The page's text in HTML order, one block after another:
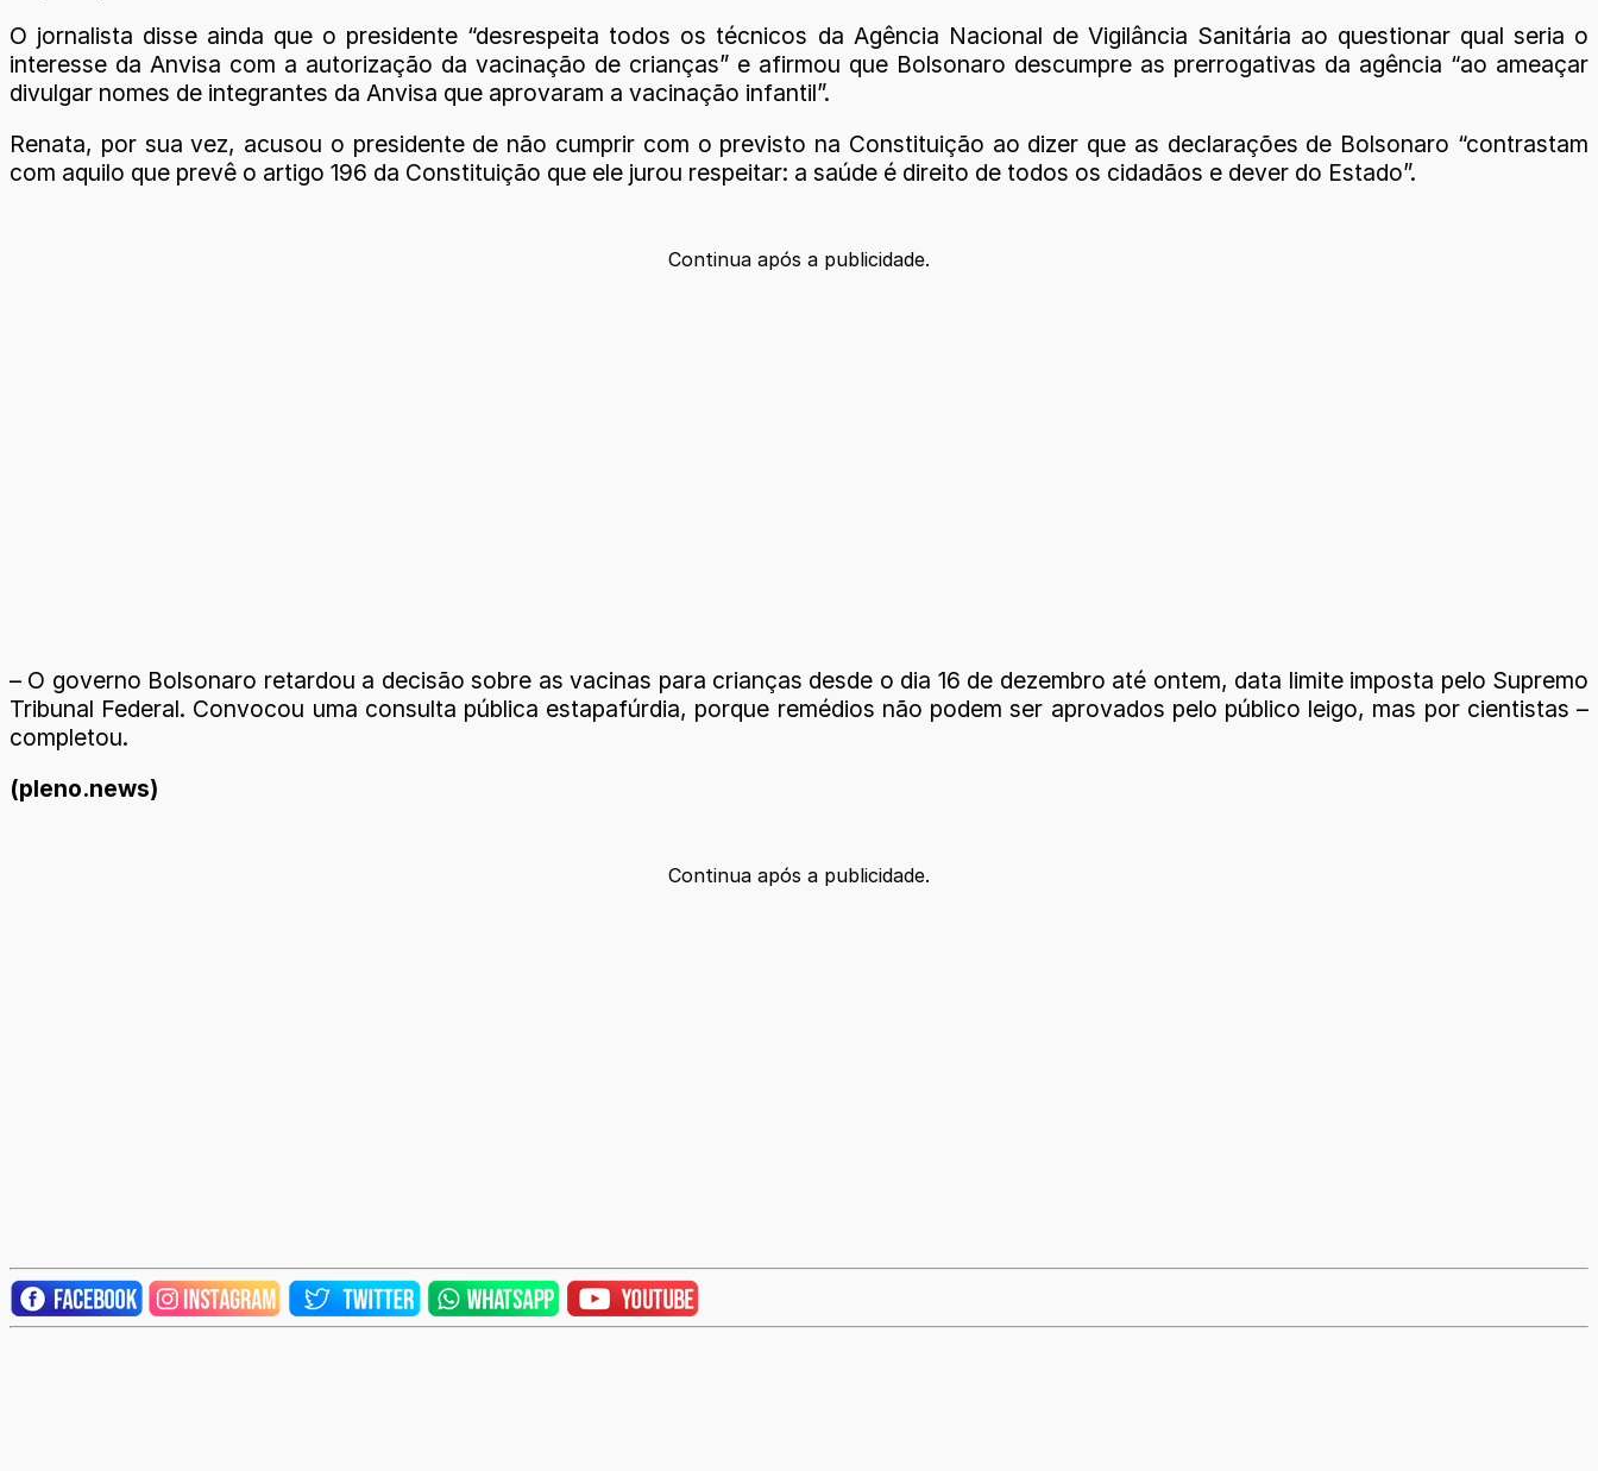
O jornalista disse ainda que o presidente “desrespeita todos os técnicos da Agência Nacional de Vigilância Sanitária ao questionar qual seria o
interesse da Anvisa com a autorização da vacinação de crianças” e afirmou que Bolsonaro descumpre as prerrogativas da agência “ao ameaçar
divulgar nomes de integrantes da Anvisa que aprovaram a vacinação infantil”.
Renata, por sua vez, acusou o presidente de não cumprir com o previsto na Constituição ao dizer que as declarações de Bolsonaro “contrastam
com aquilo que prevê o artigo 196 da Constituição que ele jurou respeitar: a saúde é direito de todos os cidadãos e dever do Estado”.
Continua após a publicidade.
– O governo Bolsonaro retardou a decisão sobre as vacinas para crianças desde o dia 16 de dezembro até ontem, data limite imposta pelo Supremo
Tribunal Federal. Convocou uma consulta pública estapafúrdia, porque remédios não podem ser aprovados pelo público leigo, mas por cientistas –
completou.
(pleno.news)
Continua após a publicidade.